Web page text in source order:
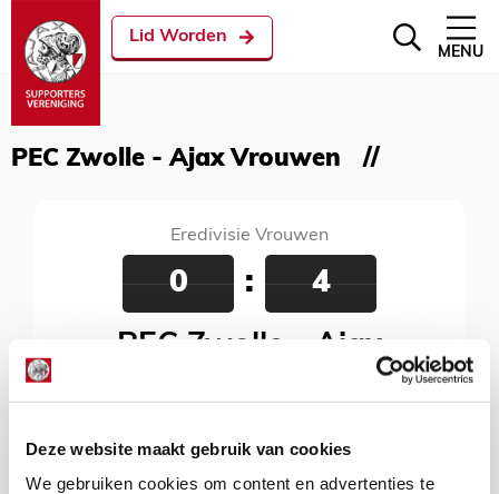
Deze website maakt gebruik van cookies
We gebruiken cookies om content en advertenties te
Lid Worden
MENU
PEC Zwolle - Ajax Vrouwen
Eredivisie Vrouwen
0 : 4
PEC Zwolle - Ajax
Vrouwen
MAC³PARK Stadion, Zwolle, 14:30 uur